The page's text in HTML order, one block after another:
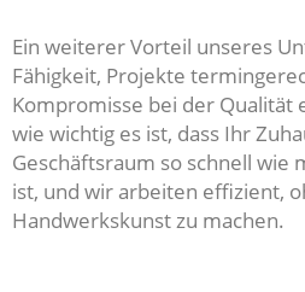
Ein weiterer Vorteil unseres
Fähigkeit, Projekte
Kompromisse bei der Qualität
wie wichtig es ist, dass Ihr
Geschäftsraum so schnell wie
ist, und wir arbeiten effizient,
Handwerkskunst zu machen.